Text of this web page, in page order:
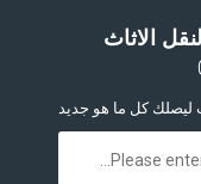
الاثاث
ليصلك كل ما هو جديد